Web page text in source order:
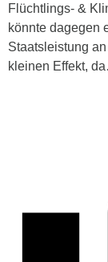
Flüchtlings- &
könnte dagegen
Staatsleistung
kleinen Effekt, da